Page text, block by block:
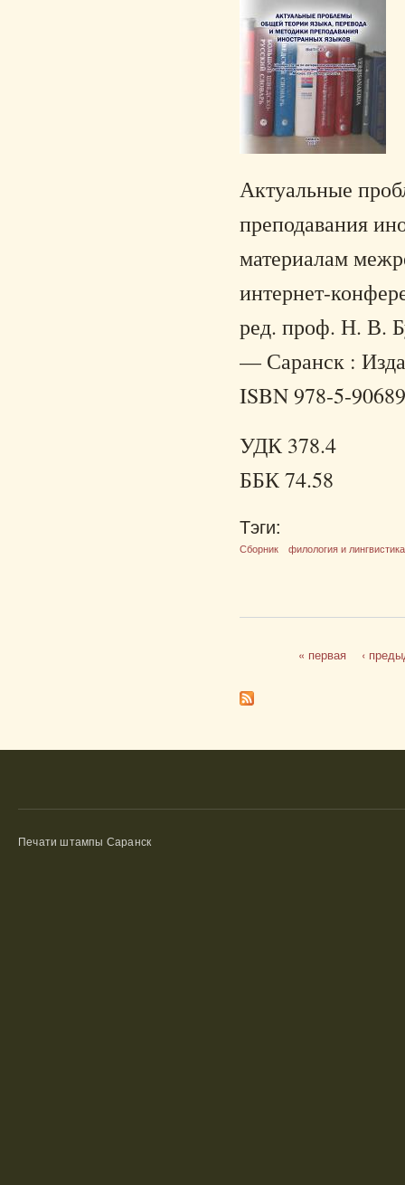
Актуальные
преподавания
материалам
интернет-
ред. проф. Н. В.
— Саранск :
ISBN 978-5-
УДК 378.4
ББК 74.58
Тэги:
Сборник филология и лингвистика
« первая ‹
Печати штампы Саранск